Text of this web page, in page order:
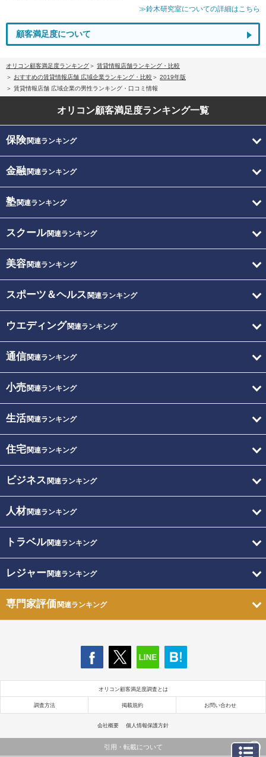
≫鈴木研究室についての詳細はこちら
顧客満足度について
オリコン顧客満足度ランキング
賃貸情報店舗ランキング・比較
おすすめの賃貸情報店舗 広域企業ランキング・比較
2019年版
賃貸情報店舗 広域企業の男性ランキング・口コミ情報
オリコン顧客満足度ランキング一覧
保険関連ランキング
金融関連ランキング
塾関連ランキング
スクール関連ランキング
美容関連ランキング
スポーツ＆ヘルス 関連ランキング
ウエディング関連ランキング
通信関連ランキング
小売関連ランキング
生活関連ランキング
住宅関連ランキング
ビジネス 関連ランキング
人材関連ランキング
トラベル関連ランキング
レジャー関連ランキング
専門家評価関連ランキング
オリコン顧客満足度調査とは
調査方法 掲載規約 お問い合わせ
会社概要 個人情報保護方針
引用・転載について